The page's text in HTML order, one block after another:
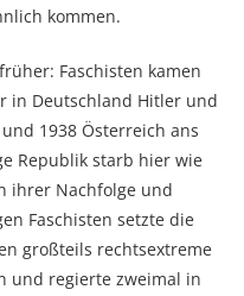
kommen.
Faschisten kamen
in Deutschland Hitler und
1938 Österreich ans
Republik starb hier wie
ihrer Nachfolge und
Faschisten setzte die
großteils rechtsextreme
und regierte zweimal in